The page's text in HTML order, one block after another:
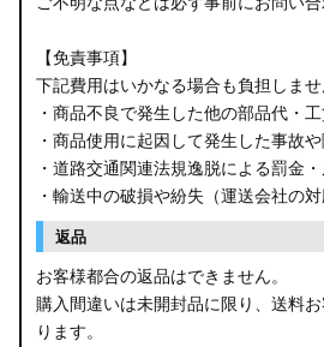
【免責事項】
下記費用はいかなる場合も負担しませ
・商品不良で発生した他の部品代・
・商品使用に起因して発生した事故
・道路交通関連法規逸脱による罰金
・輸送中の破損や紛失（運送会社の対
返品
お客様都合の返品はできません。
購入間違いは未開封品に限り、送料
ります。